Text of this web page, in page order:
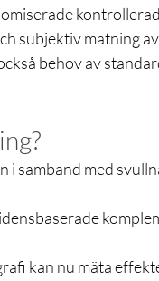
subjektiv mätning
behov av
samband med
kan nu mäta